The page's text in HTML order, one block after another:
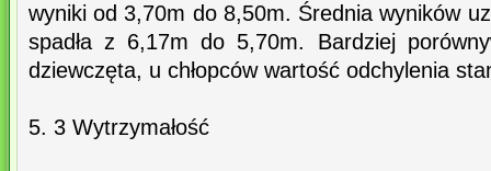
wyniki od 3,70m do 8,50m. Średnia wyników
spadła z 6,17m do 5,70m. Bardziej
dziewczęta, u chłopców wartość odchylenia
5. 3 Wytrzymałość